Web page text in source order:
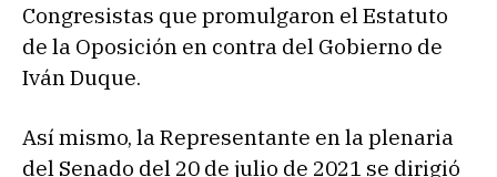
Congresistas que promulgaron el Estatuto
de la Oposición en contra del Gobierno de
Iván Duque.
Así mismo, la Representante en la plenaria
del Senado del 20 de julio de 2021 se dirigió